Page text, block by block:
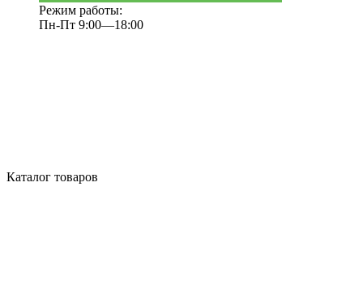
Режим работы:
Пн-Пт 9:00—18:00
Каталог товаров